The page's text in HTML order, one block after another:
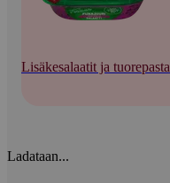
Lisäkesalaatit ja tuorepasta
Ladataan...